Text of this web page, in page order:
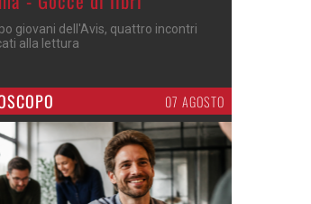
giovani dell'Avis, quattro incontri
alla lettura
07 AGOSTO